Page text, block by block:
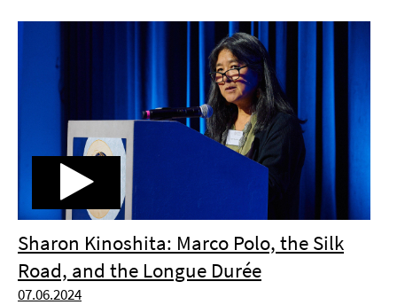
Sharon Kinoshita: Marco Polo, the Silk
Road, and the Longue Durée
07.06.2024